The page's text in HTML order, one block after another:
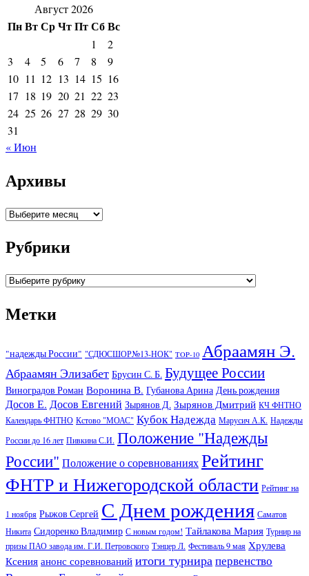
Август 2026
ПнВтСрЧтПтСбВс
1
2
3
4 5 6 7 8
9
10 11 12 13 14 15 16
17 18 19 20 21 22 23
24 25 26 27 28 29 30
31
« Июн
Архивы
Архивы
Рубрики
Рубрики
Метки
"надежды России" "СДЮСШОР№13-НОК" TOP-10 Абраамян Э.
Абраамян Элизабет Брусин С. Б. Будущее России
Виноградов Роман Воронина В. Губанова Арина День рождения
Досов Е. Досов Евгений Зырянов Д. Зырянов Дмитрий КЧ ФНТНО
Календарь ФНТНО Кстово "МОАС" Кубок Надежда Марусич А.К. Надежды
России до 16 лет Пивкина С.И. Положение "Надежды
России" Положение о соревнованияхРейтинг
ФНТР и Нижегородской области Рейтинг на
1 ноября Рыжов Сергей С Днем рождения Саматов
Никита Сидоренко Владимир С новым годом! Тайлакова Мария Турнир на
призы ПАО завода им. Г.И. Петровского Тэнцер Л. Фестиваль 9 мая Хрулева
Ксения анонс соревнований итоги турнирапервенство